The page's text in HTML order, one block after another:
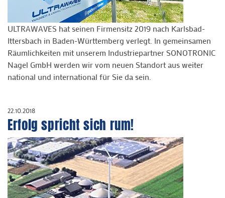
ULTRAWAVES hat seinen Firmensitz 2019 nach Karlsbad-
Ittersbach in Baden-Württemberg verlegt. In gemeinsamen
Räumlichkeiten mit unserem Industriepartner SONOTRONIC
Nagel GmbH werden wir vom neuen Standort aus weiter
national und international für Sie da sein.
22.10.2018
Erfolg spricht sich rum!